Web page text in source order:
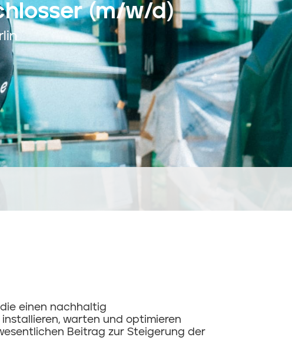
(m/w/d)
einen nachhaltig
warten und optimieren
Beitrag zur Steigerung der